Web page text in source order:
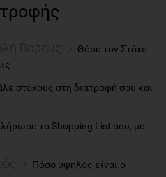
Βάρους
Θέσε τον Στόχο
στόχους στη διατροφή σου και
το Shopping List σου, με
Πόσο υψηλός είναι ο